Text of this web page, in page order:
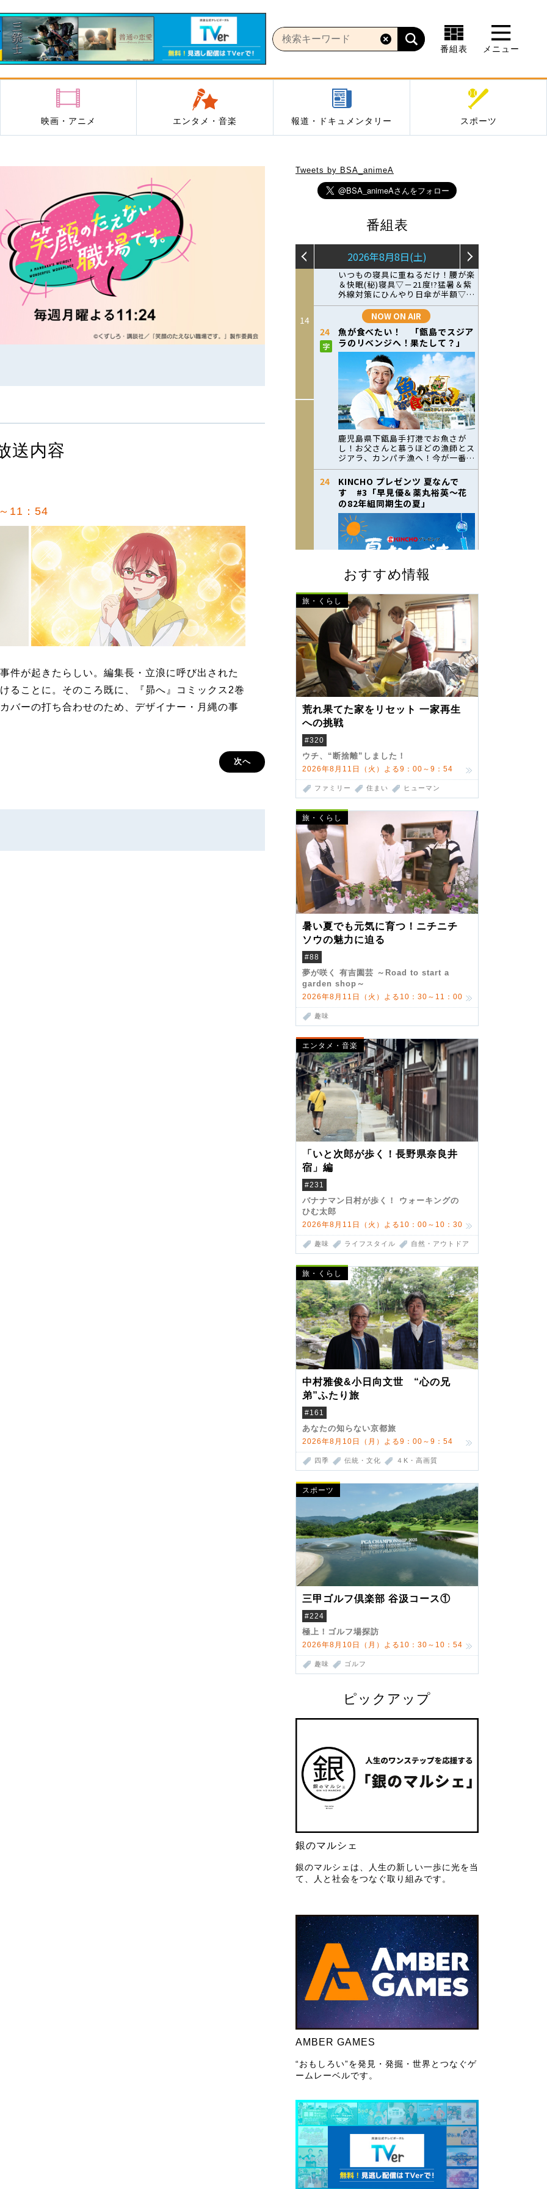
番組表 メニュー
映画・アニメ エンタメ・音楽 報道・ドキュメンタリー スポーツ
Tweets by BSA_animeA
番組表
おすすめ情報
旅・くらし
荒れ果てた家をリセット 一家再生
への挑戦
#320
ウチ、“断捨離”しました！
2026年8月11日（火）よる9：00～9：54
ファミリー 住まい ヒューマン
旅・くらし
暑い夏でも元気に育つ！ニチニチ
ソウの魅力に迫る
#88
夢が咲く 有吉園芸 ～Road to start a
garden shop～
2026年8月11日（火）よる10：30～11：00
趣味
エンタメ・音楽
「いと次郎が歩く！長野県奈良井
宿」編
#231
バナナマン日村が歩く！ ウォーキングの
ひむ太郎
2026年8月11日（火）よる10：00～10：30
趣味 ライフスタイル 自然・アウトドア
旅・くらし
中村雅俊&小日向文世 “心の兄
弟”ふたり旅
#161
あなたの知らない京都旅
2026年8月10日（月）よる9：00～9：54
四季 伝統・文化 ４K・高画質
スポーツ
三甲ゴルフ倶楽部 谷汲コース①
#224
極上！ゴルフ場探訪
2026年8月10日（月）よる10：30～10：54
趣味 ゴルフ
ピックアップ
銀のマルシェ
銀のマルシェは、人生の新しい一歩に光を当
て、人と社会をつなぐ取り組みです。
AMBER GAMES
“おもしろい”を発見・発掘・世界とつなぐゲ
ームレーベルです。
送内容
11：54
件が起きたらしい。編集長・立浪に呼び出された
ることに。そのころ既に、『昴へ』コミックス2巻
バーの打ち合わせのため、デザイナー・月縄の事
次へ